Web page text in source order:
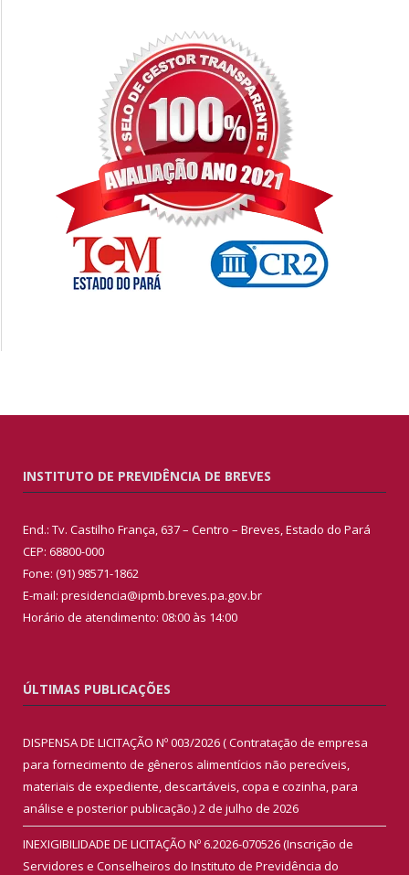
INSTITUTO DE PREVIDÊNCIA DE BREVES
End.: Tv. Castilho França, 637 – Centro – Breves, Estado do Pará
CEP: 68800-000
Fone: (91) 98571-1862
E-mail: presidencia@ipmb.breves.pa.gov.br
Horário de atendimento: 08:00 às 14:00
ÚLTIMAS PUBLICAÇÕES
DISPENSA DE LICITAÇÃO Nº 003/2026 ( Contratação de empresa
para fornecimento de gêneros alimentícios não perecíveis,
materiais de expediente, descartáveis, copa e cozinha, para
análise e posterior publicação.)2 de julho de 2026
INEXIGIBILIDADE DE LICITAÇÃO Nº 6.2026-070526 (Inscrição de
Servidores e Conselheiros do Instituto de Previdência do